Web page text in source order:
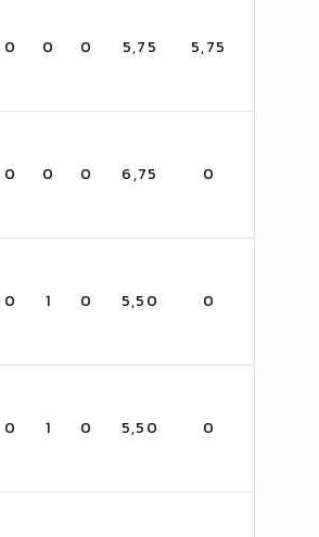
0 0 0 5,75 5,75
0 0 0 6,75 0
0 1 0 5,50 0
0 1 0 5,50 0